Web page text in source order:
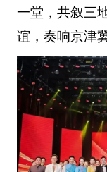
一堂，共叙三
谊，奏响京津